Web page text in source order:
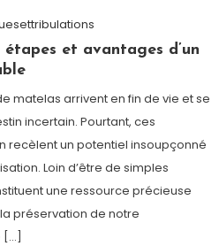
et avantages d’un
matelas arrivent en fin de vie et se
incertain. Pourtant, ces
recèlent un potentiel insoupçonné
Loin d’être de simples
une ressource précieuse
préservation de notre
[…]